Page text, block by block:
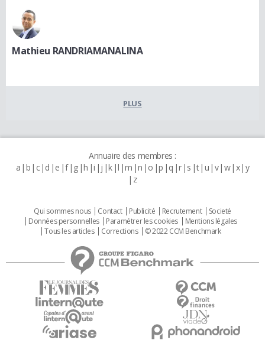
Mathieu RANDRIAMANALINA
PLUS
Annuaire des membres :
a b c d e f g h i j k l m n o p q r s t u v w x y
z
Qui sommes nous Contact Publicité Recrutement
Societé
Données personnelles
Paramétrer les cookies
Mentions légales
Tous les articles
Corrections © 2022 CCM Benchmark